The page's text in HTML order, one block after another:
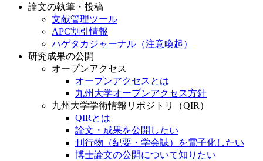
論文の執筆・投稿
文献管理ツール
APC割引情報
ハゲタカジャーナル（注意喚起）
研究成果の公開
オープンアクセス
オープンアクセスとは
九州大学オープンアクセス方針
九州大学学術情報リポジトリ（QIR）
QIRとは
論文・成果を公開したい
刊行物（紀要・学会誌）を電子化したい
博士論文の公開について知りたい